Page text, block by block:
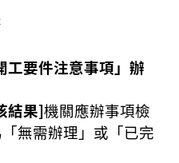
工要件注意事項」辦
結果]機關應辦事項檢
無需辦理」或「已完